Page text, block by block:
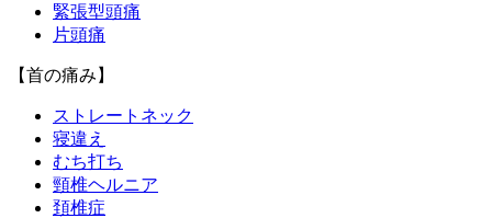
緊張型頭痛
片頭痛
【首の痛み】
ストレートネック
寝違え
むち打ち
頸椎ヘルニア
頚椎症